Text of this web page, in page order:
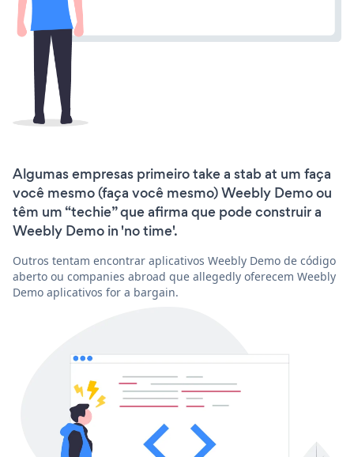
Algumas empresas primeiro take a stab at um faça
você mesmo (faça você mesmo) Weebly Demo ou
têm um “techie” que afirma que pode construir a
Weebly Demo in 'no time'.
Outros tentam encontrar aplicativos Weebly Demo de código
aberto ou companies abroad que allegedly oferecem Weebly
Demo aplicativos for a bargain.